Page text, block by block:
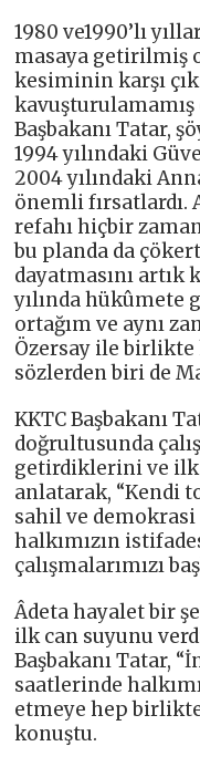
1980 ve1990’lı
masaya getirilmiş
kesiminin karşı
Başbakanı Tatar,
1994 yılındaki
2004 yılındaki
önemli fırsatlardı.
refahı hiçbir
bu planda da
dayatmasını artık
yılında hükûmete
ortağım ve aynı
Özersay ile birlikte
sözlerden biri de
KKTC Başbakanı
doğrultusunda
getirdiklerini ve ilk
anlatarak, “Kendi
sahil ve demokrasi
halkımızın
çalışmalarımızı
Âdeta hayalet bir
ilk can suyunu
Başbakanı Tatar,
saatlerinde
etmeye hep birlikte
konuştu.